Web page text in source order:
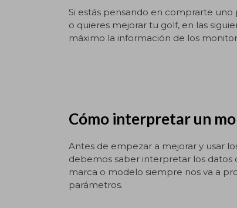
Si estás pensando en comprarte
o quieres mejorar tu golf, en las
máximo la información de los
Cómo interpretar un
Antes de empezar a mejorar y usar
debemos saber interpretar los datos
marca o modelo siempre nos va a
parámetros.